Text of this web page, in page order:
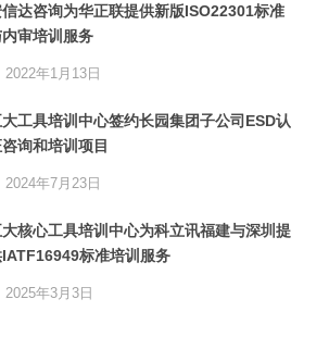
达咨询为华正联提供新版ISO22301标准
审培训服务
2022年1月13日
工具培训中心签约长园集团子公司ESD认
询和培训项目
2024年7月23日
核心工具培训中心为科立讯福建与深圳提
标准培训服务
2025年3月3日